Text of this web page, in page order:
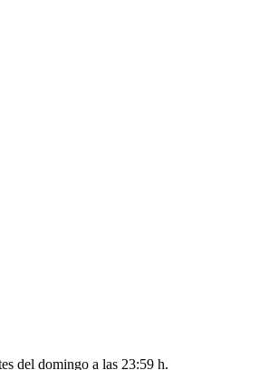
del domingo a las 23:59 h.